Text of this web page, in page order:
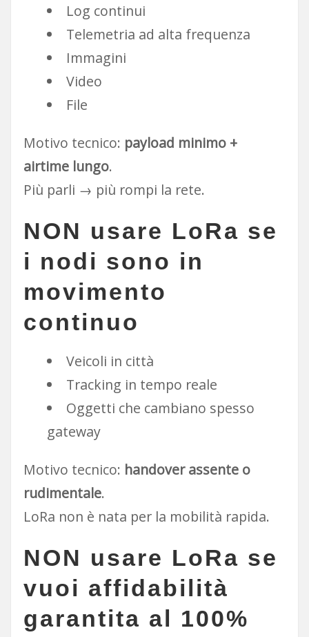
Log continui
Telemetria ad alta frequenza
Immagini
Video
File
Motivo tecnico: payload minimo +
airtime lungo.
Più parli → più rompi la rete.
NON usare LoRa se
i nodi sono in
movimento
continuo
Veicoli in città
Tracking in tempo reale
Oggetti che cambiano spesso
gateway
Motivo tecnico: handover assente o
rudimentale.
LoRa non è nata per la mobilità rapida.
NON usare LoRa se
vuoi affidabilità
garantita al 100%